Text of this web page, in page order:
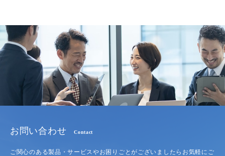
お問い合わせ Contact
ご関心のある製品・サービスやお困りごとがございましたらお気軽にご